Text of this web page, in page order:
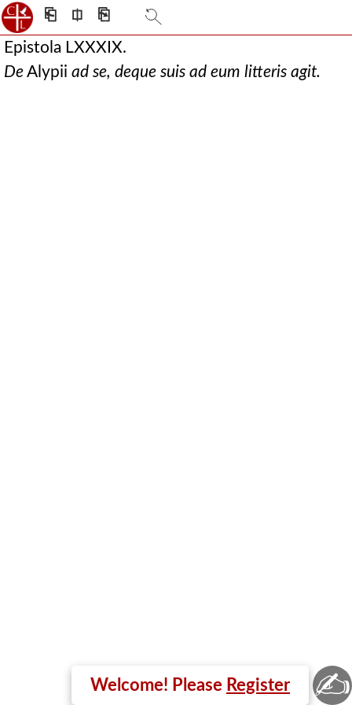
⎗ ⎅ ⎘
Welcome! Please Register
Epistola LXXXIX.
DeAlypii ad se, deque suis ad eum litteris agit.
✍